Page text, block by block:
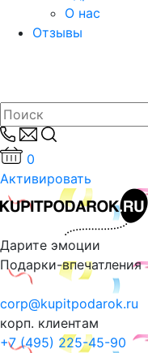
О нас
Отзывы
0
Активировать
Дарите эмоции
Подарки-впечатления
corp@kupitpodarok.ru
корп. клиентам
+7 (495) 225-45-90